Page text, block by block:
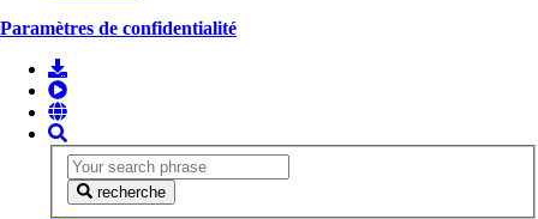
Paramètres de confidentialité
recherche